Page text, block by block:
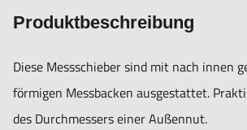
Produktbeschreibung
Diese Messschieber sind mit nach innen
förmigen Messbacken ausgestattet.
des Durchmessers einer Außennut.